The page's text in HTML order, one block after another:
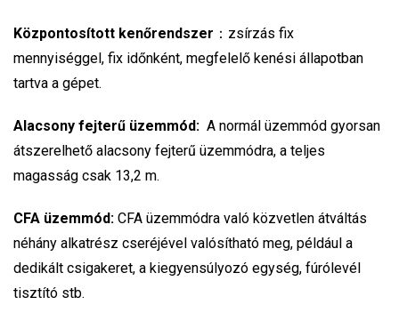
Központosított kenőrendszer ： zsírzás fix
mennyiséggel, fix időnként, megfelelő kenési állapotban
tartva a gépet.
Alacsony fejterű üzemmód: A normál üzemmód gyorsan
átszerelhető alacsony fejterű üzemmódra, a teljes
magasság csak 13,2 m.
CFA üzemmód: CFA üzemmódra való közvetlen átváltás
néhány alkatrész cseréjével valósítható meg, például a
dedikált csigakeret, a kiegyensúlyozó egység, fúrólevél
tisztító stb.